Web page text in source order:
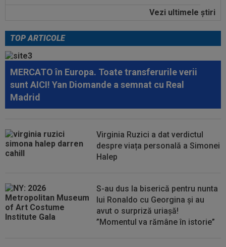
Pe loc! Jose Mourinho a spus-o direct, după
11:43 EXCLUSIV
A ”explodat” în SuperLigă și e gata
de transfer: ”Nu a scos până acum atacant...
11:35
AUR pentru România la Campionatele
Mondiale U19!
11:34 FOTO
Lionel Messi a ajuns în Argentina,
11:33 FOTO
Pedri s-a ținut de promisiune: doar
Lamine Yamal a mai rămas
Vezi ultimele ştiri
TOP ARTICOLE
MERCATO în Europa. Toate transferurile verii
sunt AICI! Yan Diomande a semnat cu Real
Madrid
Virginia Ruzici a dat verdictul
despre viața personală a Simonei
Halep
S-au dus la biserică pentru nunta
lui Ronaldo cu Georgina și au
avut o surpriză uriașă!
”Momentul va rămâne în istorie”